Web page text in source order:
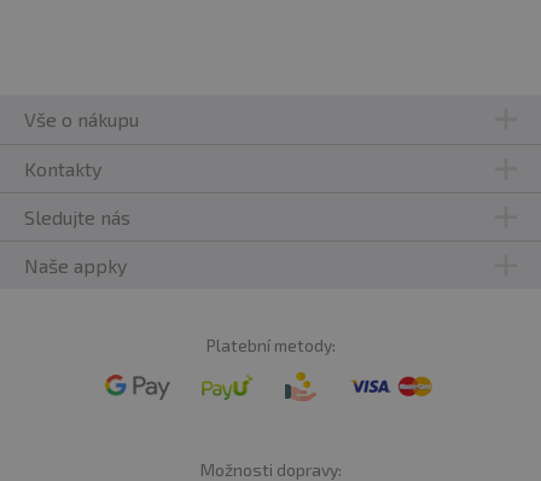
Vše o nákupu
Kontakty
Sledujte nás
Naše appky
Platební metody:
Možnosti dopravy: